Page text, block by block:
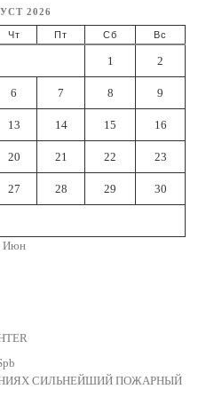
2026
Чт Пт Сб Вс
1 2
6 7 8 9
13 14 15 16
20 21 22 23
27 28 29 30
Июн
СИЛЬНЕЙШИЙ ПОЖАРНЫЙ